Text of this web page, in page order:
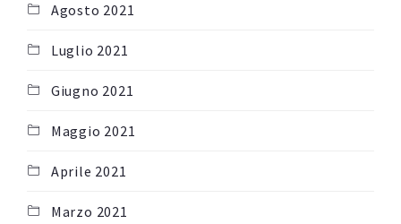
Agosto 2021
Luglio 2021
Giugno 2021
Maggio 2021
Aprile 2021
Marzo 2021